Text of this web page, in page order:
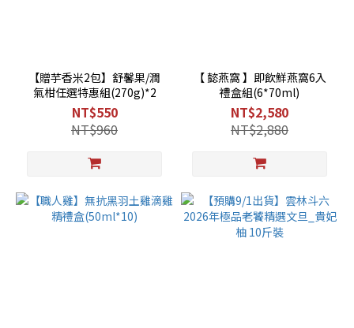
【贈芋香米2包】舒馨果/潤
氣柑任選特惠組(270g)*2
NT$550
NT$960
【 懿燕窩 】即飲鮮燕窩6入
禮盒組(6*70ml)
NT$2,580
NT$2,880